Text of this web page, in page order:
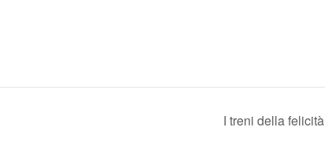
I treni della felicità